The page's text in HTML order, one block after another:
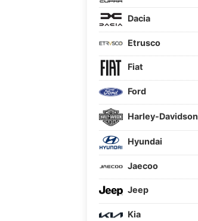
Dacia
Etrusco
Fiat
Ford
Harley-Davidson
Hyundai
Jaecoo
Jeep
Kia